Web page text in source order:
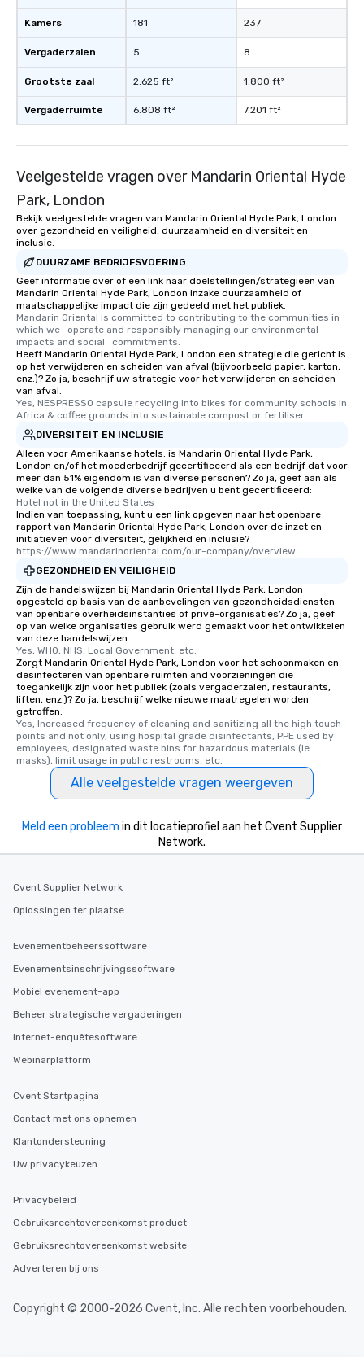
Kamers
Vergaderzalen
Grootste zaal
Vergaderruimte
181
5
2.625 ft²
6.808 ft²
237
8
1.800 ft²
7.201 ft²
Veelgestelde vragen over Mandarin Oriental Hyde
Park, London
Bekijk veelgestelde vragen van Mandarin Oriental Hyde Park, London
over gezondheid en veiligheid, duurzaamheid en diversiteit en
inclusie.
DUURZAME BEDRIJFSVOERING
Geef informatie over of een link naar doelstellingen/strategieën van
Mandarin Oriental Hyde Park, London inzake duurzaamheid of
maatschappelijke impact die zijn gedeeld met het publiek.
Mandarin Oriental is committed to contributing to the communities in
which we   operate and responsibly managing our environmental
impacts and social   commitments.
Heeft Mandarin Oriental Hyde Park, London een strategie die gericht is
op het verwijderen en scheiden van afval (bijvoorbeeld papier, karton,
enz.)? Zo ja, beschrijf uw strategie voor het verwijderen en scheiden
van afval.
Yes, NESPRESSO capsule recycling into bikes for community schools in
Africa & coffee grounds into sustainable compost or fertiliser
DIVERSITEIT EN INCLUSIE
Alleen voor Amerikaanse hotels: is Mandarin Oriental Hyde Park,
London en/of het moederbedrijf gecertificeerd als een bedrijf dat voor
meer dan 51% eigendom is van diverse personen? Zo ja, geef aan als
welke van de volgende diverse bedrijven u bent gecertificeerd:
Hotel not in the United States
Indien van toepassing, kunt u een link opgeven naar het openbare
rapport van Mandarin Oriental Hyde Park, London over de inzet en
initiatieven voor diversiteit, gelijkheid en inclusie?
https://www.mandarinoriental.com/our-company/overview
GEZONDHEID EN VEILIGHEID
Zijn de handelswijzen bij Mandarin Oriental Hyde Park, London
opgesteld op basis van de aanbevelingen van gezondheidsdiensten
van openbare overheidsinstanties of privé-organisaties? Zo ja, geef
op van welke organisaties gebruik werd gemaakt voor het ontwikkelen
van deze handelswijzen.
Yes, WHO, NHS, Local Government, etc.
Zorgt Mandarin Oriental Hyde Park, London voor het schoonmaken en
desinfecteren van openbare ruimten and voorzieningen die
toegankelijk zijn voor het publiek (zoals vergaderzalen, restaurants,
liften, enz.)? Zo ja, beschrijf welke nieuwe maatregelen worden
getroffen.
Yes, Increased frequency of cleaning and sanitizing all the high touch
points and not only, using hospital grade disinfectants, PPE used by
employees, designated waste bins for hazardous materials (ie
masks), limit usage in public restrooms, etc.
Alle veelgestelde vragen weergeven
Meld een probleem in dit locatieprofiel aan het Cvent Supplier
Network.
Cvent Supplier Network
Oplossingen ter plaatse
Evenementbeheerssoftware
Evenementsinschrijvingssoftware
Mobiel evenement-app
Beheer strategische vergaderingen
Internet-enquêtesoftware
Webinarplatform
Cvent Startpagina
Contact met ons opnemen
Klantondersteuning
Uw privacykeuzen
Privacybeleid
Gebruiksrechtovereenkomst product
Gebruiksrechtovereenkomst website
Adverteren bij ons
Copyright © 2000-2026 Cvent, Inc. Alle rechten voorbehouden.